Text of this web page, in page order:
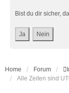
Bist du dir sicher,
Home Forum
Alle Zeiten sind